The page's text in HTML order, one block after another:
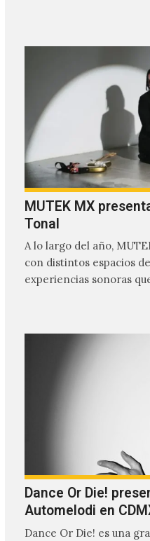
MUTEK MX
Tonal
A lo largo del año,
con distintos espacios
experiencias sonoras
Dance Or Die!
Automelodi en
Dance Or Die! es una